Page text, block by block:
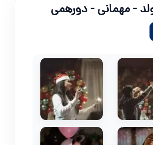
- مهمانی - دورهمی